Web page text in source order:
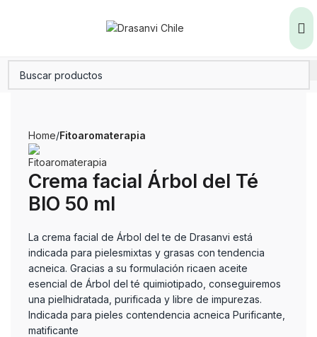
Home Fitoaromaterapia
Crema facial Árbol del Té
BIO 50 ml
La crema facial de Árbol del te de Drasanvi está
indicada para pielesmixtas y grasas con tendencia
acneica. Gracias a su formulación ricaen aceite
esencial de Árbol del té quimiotipado, conseguiremos
una pielhidratada, purificada y libre de impurezas.
Indicada para pieles contendencia acneica Purificante,
matificante